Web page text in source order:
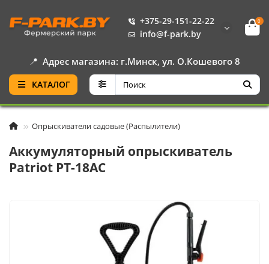
+375-29-151-22-22
info@f-park.by
0
📍 Адрес магазина: г.Минск, ул. О.Кошевого 8
КАТАЛОГ
Опрыскиватели садовые (Распылители)
Аккумуляторный опрыскиватель
Patriot PT-18AC